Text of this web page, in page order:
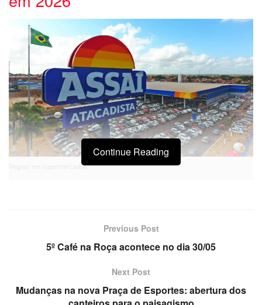
Regras em supermercados
Continue Reading
Previous Post
5º Café na Roça acontece no dia 30/05
Next Post
Mudanças na nova Praça de Esportes: abertura dos